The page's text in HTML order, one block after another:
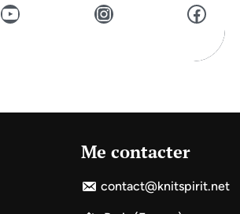
YouTube Instagram Facebook
Me contacter
contact@knitspirit.net